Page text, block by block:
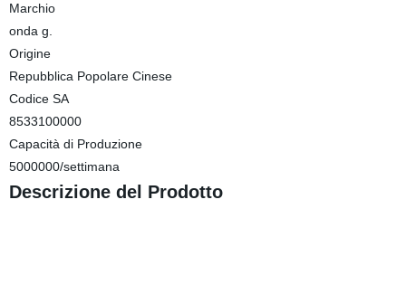
Marchio
onda g.
Origine
Repubblica Popolare Cinese
Codice SA
8533100000
Capacità di Produzione
5000000/settimana
Descrizione del Prodotto